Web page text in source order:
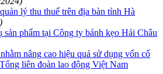
lý thu thuế trên địa bàn tỉnh Hà
sản phẩm tại Công ty bánh kẹo Hải Châu
nâng cao hiệu quả sử dụng vốn cố
liên đoàn lao động Việt Nam